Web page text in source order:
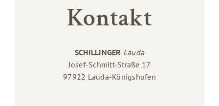
Kontakt
SCHILLINGER Lauda
Josef-Schmitt-Straße 17
97922 Lauda-Königshofen